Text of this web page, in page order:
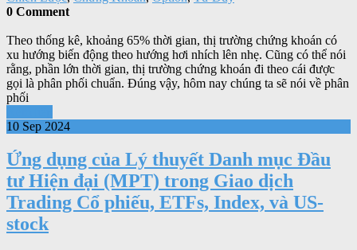
0 Comment
Theo thống kê, khoảng 65% thời gian, thị trường chứng khoán có
xu hướng biến động theo hướng hơi nhích lên nhẹ. Cũng có thể nói
rằng, phần lớn thời gian, thị trường chứng khoán đi theo cái được
gọi là phân phối chuẩn. Đúng vậy, hôm nay chúng ta sẽ nói về phân
phối
10 Sep 2024
Ứng dụng của Lý thuyết Danh mục Đầu
tư Hiện đại (MPT) trong Giao dịch
Trading Cổ phiếu, ETFs, Index, và US-
stock